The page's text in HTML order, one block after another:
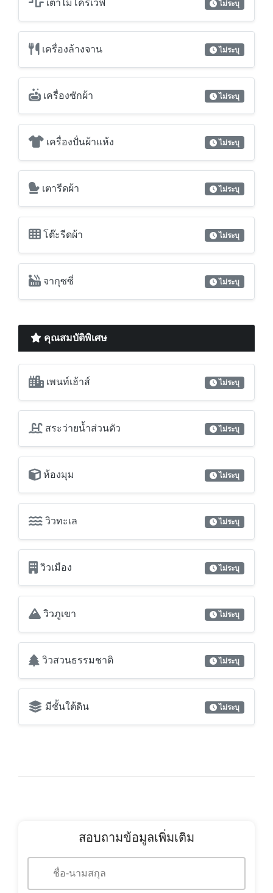
เตาไมโครเวฟ ไม่ระบุ
เครื่องล้างจาน ไม่ระบุ
เครื่องซักผ้า ไม่ระบุ
เครื่องปั่นผ้าแห้ง ไม่ระบุ
เตารีดผ้า ไม่ระบุ
โต๊ะรีดผ้า ไม่ระบุ
จากุซซี่ ไม่ระบุ
คุณสมบัติพิเศษ
เพนท์เฮ้าส์ ไม่ระบุ
สระว่ายน้ำส่วนตัว ไม่ระบุ
ห้องมุม ไม่ระบุ
วิวทะเล ไม่ระบุ
วิวเมือง ไม่ระบุ
วิวภูเขา ไม่ระบุ
วิวสวนธรรมชาติ ไม่ระบุ
มีชั้นใต้ดิน ไม่ระบุ
สอบถามข้อมูลเพิ่มเติม